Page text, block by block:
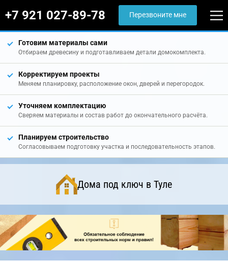
+7 921 027-89-78 Перезвоните мне
Готовим материалы сами
Отбираем древесину и подготавливаем детали домокомплекта.
Корректируем проекты
Меняем планировку, расположение окон, дверей и перегородок.
Уточняем комплектацию
Сверяем материалы и состав работ до окончательного расчёта.
Планируем строительство
Согласовываем подготовку участка и последовательность этапов.
Дома под ключ в Туле